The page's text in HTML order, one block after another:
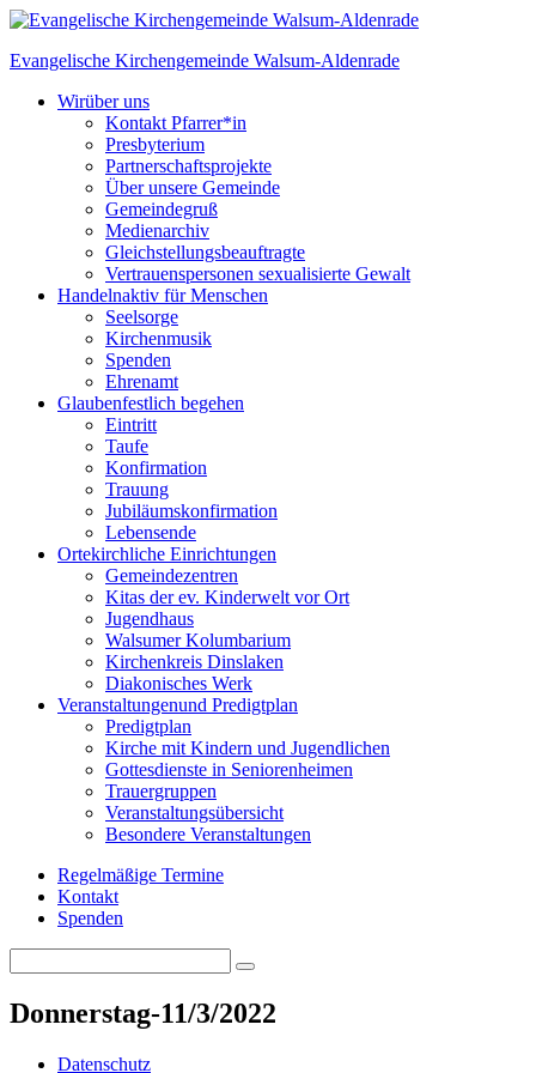
Skip
content
Evangelische Kirchengemeinde Walsum-Aldenrade
Wirüber uns
Kontakt Pfarrer*in
Presbyterium
Partnerschaftsprojekte
Über unsere Gemeinde
Gemeindegruß
Medienarchiv
Gleichstellungs­beauftragte
Vertrauenspersonen sexualisierte Gewalt
Handelnaktiv für Menschen
Seelsorge
Kirchenmusik
Spenden
Ehrenamt
Glaubenfestlich begehen
Eintritt
Taufe
Konfirmation
Trauung
Jubiläumskonfirmation
Lebensende
Ortekirchliche Einrichtungen
Gemeindezentren
Kitas der ev. Kinderwelt vor Ort
Jugendhaus
Walsumer Kolumbarium
Kirchenkreis Dinslaken
Diakonisches Werk
Veranstaltungenund Predigtplan
Predigtplan
Kirche mit Kindern und Jugendlichen
Gottesdienste in Seniorenheimen
Trauergruppen
Veranstaltungsübersicht
Besondere Veranstaltungen
Regelmäßige Termine
Kontakt
Spenden
for:
Search
Donnerstag-11/3/2022
Datenschutz